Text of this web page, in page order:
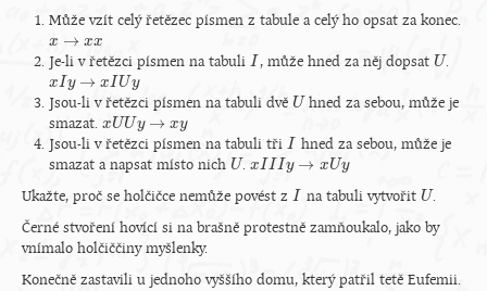
Může vzít celý řetězec písmen z tabule a celý ho opsat za konec.
x → xx
x→xx
Je-li v řetězci písmen na tabuli I
I , může hned za něj dopsat U
U.
xIy → xI Uy
xIy→ xIUy
Jsou-li v řetězci písmen na tabuli dvě U
U hned za sebou, může je
smazat. xUUy → xy
xUUy→ xy
Jsou-li v řetězci písmen na tabuli tři I
I hned za sebou, může je
smazat a napsat místo nich U
U.xIIIy → xUy
xIIIy→x Uy
Ukažte, proč se holčičce nemůže povést z I
I na tabuli vytvořit U
U.
Černé stvoření hovící si na brašně protestně zamňoukalo, jako by
vnímalo holčiččiny myšlenky.
Konečně zastavili u jednoho vyššího domu, který patřil tetě Eufemii.